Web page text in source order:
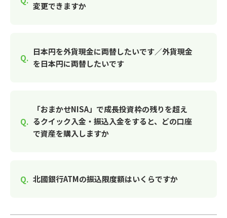
変更できますか
日本円を外貨現金に両替したいです／外貨現金
を日本円に両替したいです
「おまかせNISA」で成長投資枠の残りを超え
るクイック入金・振込入金をすると、どの口座
で資産を購入しますか
北國銀行ATMの振込限度額はいくらですか